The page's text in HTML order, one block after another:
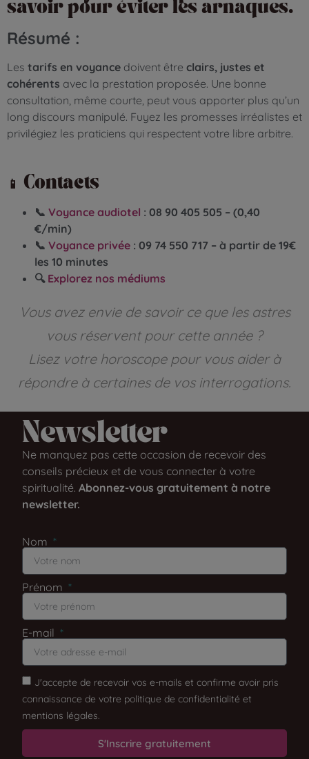
savoir pour éviter les arnaques.
Résumé :
Les tarifs en voyance doivent être clairs, justes et
cohérents avec la prestation proposée. Une bonne
consultation, même courte, peut vous apporter plus qu’un
long discours manipulé. Fuyez les promesses irréalistes et
privilégiez les praticiens qui respectent votre libre arbitre.
📱 Contacts
📞 Voyance audiotel : 08 90 405 505 – (0,40
€/min)
📞 Voyance privée : 09 74 550 717 – à partir de 19€
les 10 minutes
🔍 Explorez nos médiums
Vous avez envie de savoir ce que les astres
vous réservent pour cette année ?
Lisez votre horoscope pour vous aider à
répondre à certaines de vos interrogations.
Newsletter​
Ne manquez pas cette occasion de recevoir des
conseils précieux et de vous connecter à votre
spiritualité.Abonnez-vous gratuitement à notre
newsletter.
Nom
Prénom
E-mail
J'accepte de recevoir vos e-mails et confirme avoir pris
connaissance de votre politique de confidentialité et
mentions légales.
S'Inscrire gratuitement